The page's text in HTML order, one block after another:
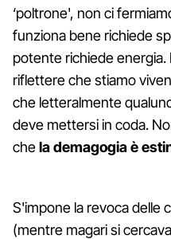
‘poltrone', non ci
funziona bene richiede
potente richiede
riflettere che stiamo
che letteralmente
deve mettersi in coda.
chela demagogia è
S'impone la revoca delle
(mentre magari si